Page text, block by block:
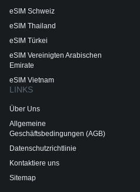
eSIM Schweiz
eSIM Thailand
eSIM Türkei
eSIM Vereinigten Arabischen
Emirate
eSIM Vietnam
LINKS
Über Uns
Allgemeine
Geschäftsbedingungen (AGB)
Datenschutzrichtlinie
Kontaktiere uns
Sitemap